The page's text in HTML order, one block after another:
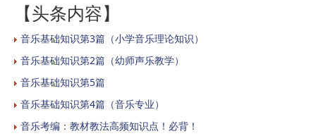
【头条内容】
音乐基础知识第3篇（小学音乐理论知识）
音乐基础知识第2篇（幼师声乐教学）
音乐基础知识第5篇
音乐基础知识第4篇（音乐专业）
音乐考编：教材教法高频知识点！必背！